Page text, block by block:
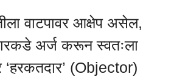
वाटपावर आक्षेप असेल,
अर्ज करून स्वतःला
‘हरकतदार’ (Objector)